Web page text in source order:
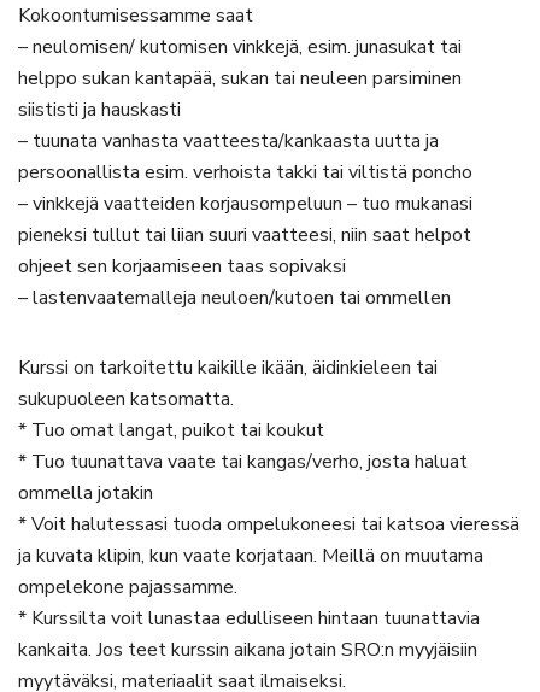
Kokoontumisessamme saat
– neulomisen/ kutomisen vinkkejä, esim. junasukat tai
helppo sukan kantapää, sukan tai neuleen parsiminen
siististi ja hauskasti
– tuunata vanhasta vaatteesta/kankaasta uutta ja
persoonallista esim. verhoista takki tai viltistä poncho
– vinkkejä vaatteiden korjausompeluun – tuo mukanasi
pieneksi tullut tai liian suuri vaatteesi, niin saat helpot
ohjeet sen korjaamiseen taas sopivaksi
– lastenvaatemalleja neuloen/kutoen tai ommellen
Kurssi on tarkoitettu kaikille ikään, äidinkieleen tai
sukupuoleen katsomatta.
* Tuo omat langat, puikot tai koukut
* Tuo tuunattava vaate tai kangas/verho, josta haluat
ommella jotakin
* Voit halutessasi tuoda ompelukoneesi tai katsoa vieressä
ja kuvata klipin, kun vaate korjataan. Meillä on muutama
ompelekone pajassamme.
* Kurssilta voit lunastaa edulliseen hintaan tuunattavia
kankaita. Jos teet kurssin aikana jotain SRO:n myyjäisiin
myytäväksi, materiaalit saat ilmaiseksi.